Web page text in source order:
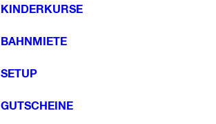
KINDERKURSE
BAHNMIETE
SETUP
GUTSCHEINE